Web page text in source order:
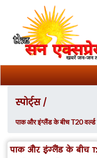
स्पोर्ट्स /
पाक और इंग्लैंड के बीच T20
पाक और इंग्लैंड के बीच